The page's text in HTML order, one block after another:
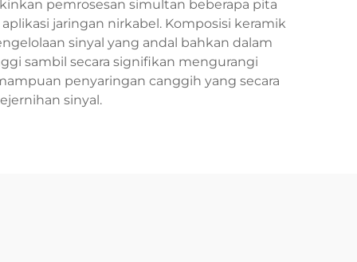
pemrosesan simultan beberapa pita
jaringan nirkabel. Komposisi keramik
sinyal yang andal bahkan dalam
sambil secara signifikan mengurangi
penyaringan canggih yang secara
sinyal.